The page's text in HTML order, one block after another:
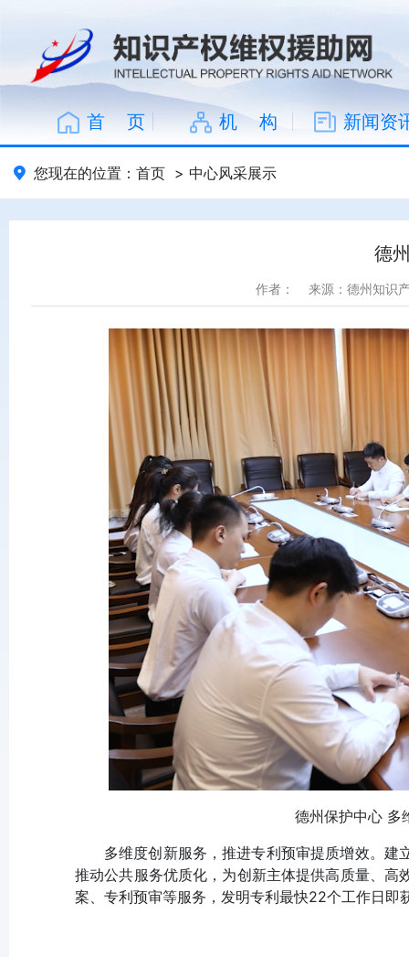
首 页 机 构 新闻资
您现在的位置： 首页 > 中心风采展示
德
作者： 来源：德州知识
德州保护中心 多
多维度创新服务，推进专利预审提质增效。
推动公共服务优质化，为创新主体提供高质量、
案、专利预审等服务，发明专利最快22个工作日即